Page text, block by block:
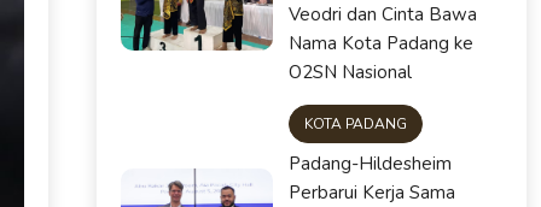
Veodri dan Cinta Bawa
Nama Kota Padang ke
O2SN Nasional
KOTA PADANG
Padang-Hildesheim
Perbarui Kerja Sama